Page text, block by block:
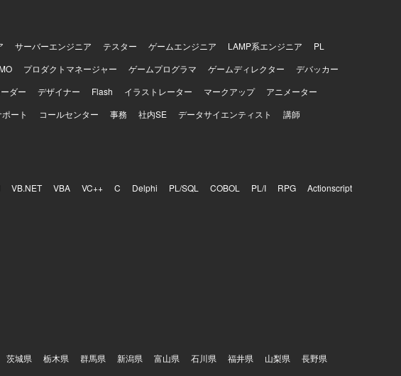
サーバーエンジニア テスター ゲームエンジニア LAMP系エンジニア
PL
プロダクトマネージャー ゲームプログラマ ゲームディレクター
デバッカー
ダー デザイナー Flash イラストレーター マークアップ
アニメーター
ート コールセンター 事務 社内SE データサイエンティスト 講師
VB.NET VBA VC++ C Delphi PL/SQL COBOL PL/I RPG
Actionscript
茨城県 栃木県 群馬県 新潟県 富山県 石川県 福井県 山梨県
長野県